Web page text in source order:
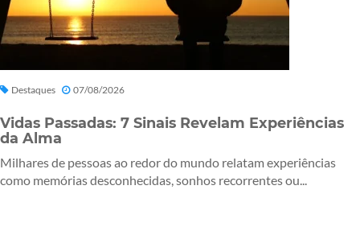
Destaques 07/08/2026
Vidas Passadas: 7 Sinais Revelam Experiências
da Alma
Milhares de pessoas ao redor do mundo relatam experiências
como memórias desconhecidas, sonhos recorrentes ou...